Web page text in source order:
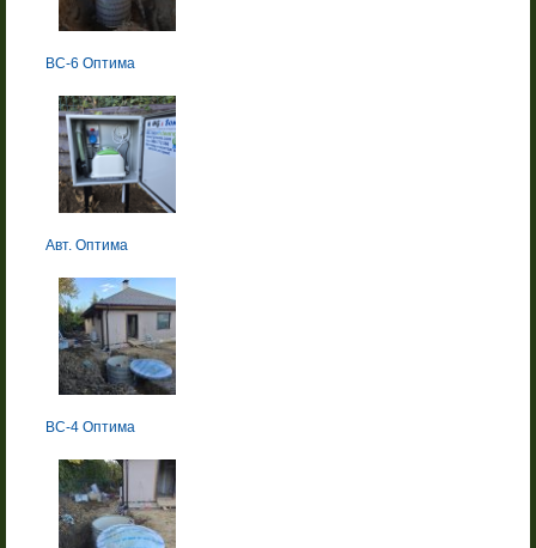
BC-6 Оптима
Авт. Оптима
BC-4 Оптима